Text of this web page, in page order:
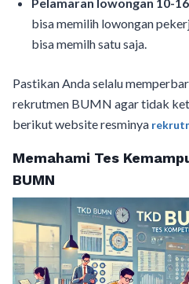
bisa memilih lowongan
bisa memilh satu saja.
Pastikan Anda selalu
rekrutmen BUMN agar tidak
berikut website resminya
Memahami Tes
BUMN